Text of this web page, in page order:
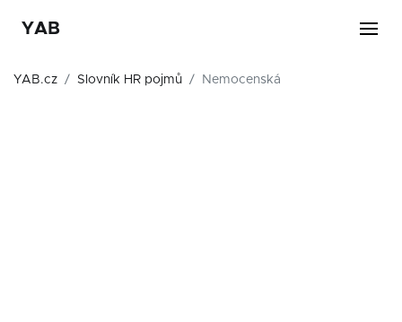
YAB
YAB.cz Slovník HR pojmů Nemocenská